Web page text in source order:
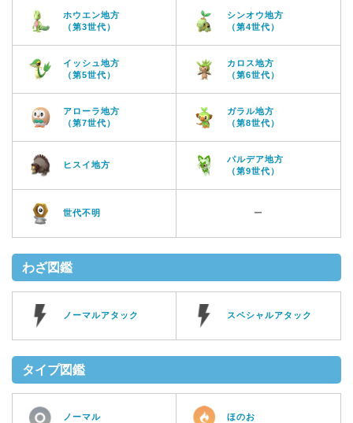
ホウエン地方
（第3世代）
シンオウ地方
（第4世代）
イッシュ地方
（第5世代）
カロス地方
（第6世代）
アローラ地方
（第7世代）
ガラル地方
（第8世代）
ヒスイ地方
パルデア地方
（第9世代）
世代不明 ー
わざ図鑑
ノーマルアタック スペシャルアタック
タイプ図鑑
ノーマル ほのお